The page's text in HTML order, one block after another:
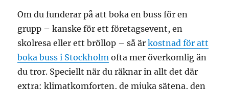
Om du funderar på att boka en buss för en
grupp – kanske för ett företagsevent, en
skolresa eller ett bröllop – så ärkostnad för att
boka buss i Stockholm ofta mer överkomlig än
du tror. Speciellt när du räknar in allt det där
extra: klimatkomforten, de mjuka sätena, den